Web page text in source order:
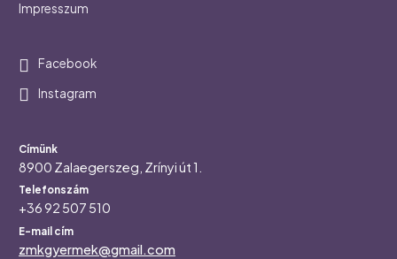
Impresszum
Social
Facebook
Instagram
Az alapítvány elérhetőségei
Címünk
8900 Zalaegerszeg, Zrínyi út 1.
Telefonszám
+36 92 507 510
E-mail cím
zmkgyermek@gmail.com